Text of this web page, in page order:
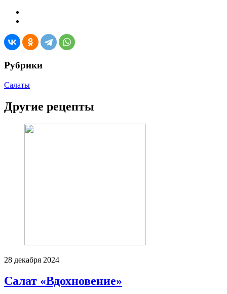
Рубрики
Салаты
Другие рецепты
28 декабря 2024
Салат «Вдохновение»